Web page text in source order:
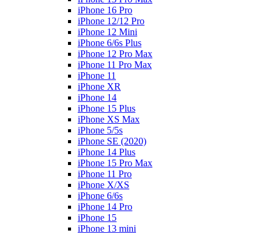
iPhone 16 Pro
iPhone 12/12 Pro
iPhone 12 Mini
iPhone 6/6s Plus
iPhone 12 Pro Max
iPhone 11 Pro Max
iPhone 11
iPhone XR
iPhone 14
iPhone 15 Plus
iPhone XS Max
iPhone 5/5s
iPhone SE (2020)
iPhone 14 Plus
iPhone 15 Pro Max
iPhone 11 Pro
iPhone X/XS
iPhone 6/6s
iPhone 14 Pro
iPhone 15
iPhone 13 mini